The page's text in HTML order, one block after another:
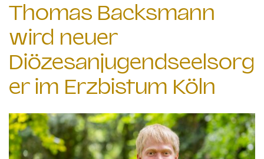
Thomas Backsmann
wird neuer
Diözesanjugendseelsorg
er im Erzbistum Köln